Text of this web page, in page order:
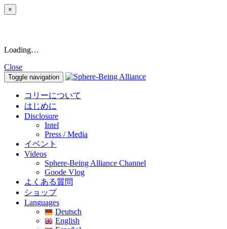
×
Loading…
Close
Toggle navigation
コリーについて
はじめに
Disclosure
Intel
Press / Media
イベント
Videos
Sphere-Being Alliance Channel
Goode Vlog
よくある質問
ショップ
Languages
Deutsch
English